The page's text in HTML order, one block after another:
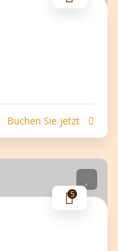
Buchen Sie jetzt
5